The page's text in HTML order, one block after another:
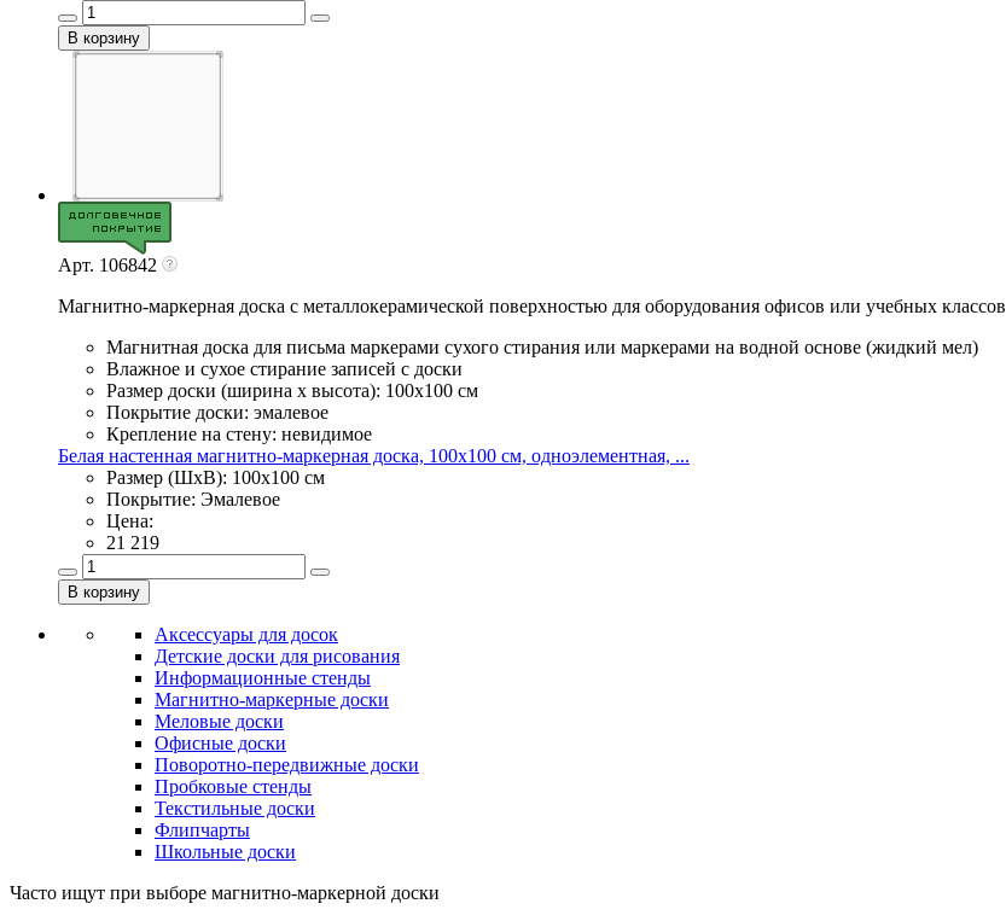
Арт. 106842
Магнитно-маркерная доска с металлокерамической поверхностью для оборудования офисов или учебных классов
Магнитная доска для письма маркерами сухого стирания или маркерами на водной основе (жидкий мел)
Влажное и сухое стирание записей с доски
Размер доски (ширина х высота): 100х100 см
Покрытие доски: эмалевое
Крепление на стену: невидимое
Белая настенная магнитно-маркерная доска, 100х100 см, одноэлементная, ...
Размер (ШхВ): 100х100 см
Покрытие: Эмалевое
Цена:
21 219
Аксессуары для досок
Детские доски для рисования
Информационные стенды
Магнитно-маркерные доски
Меловые доски
Офисные доски
Поворотно-передвижные доски
Пробковые стенды
Текстильные доски
Флипчарты
Школьные доски
Часто ищут при выборе магнитно-маркерной доски